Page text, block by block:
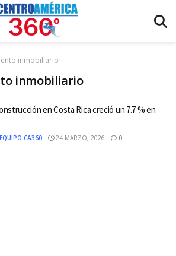
inmobiliario
inmobiliario
en Costa Rica creció un 7.7 % en
EQUIPO CA360 24 MARZO, 2026 0